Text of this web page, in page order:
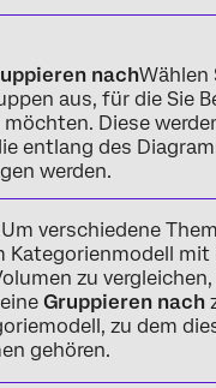
nachWählen
aus, für die Sie
Diese
entlang des
werden.
Um verschiedene
Kategorienmodell mit
zu
Gruppieren nach
zu dem
gehören.